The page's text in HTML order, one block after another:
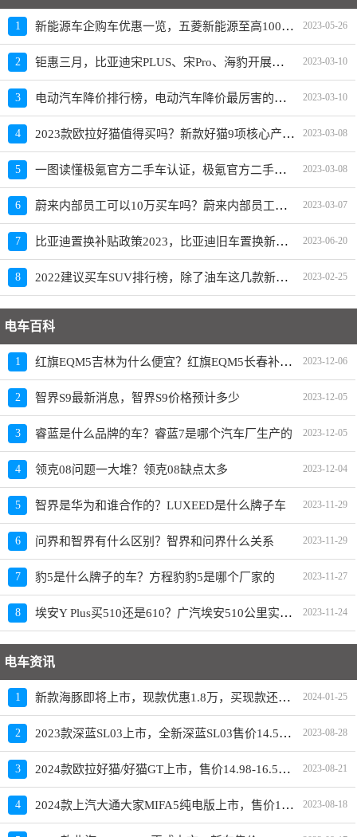
1 新能源车企购车优惠一览，五菱新能源至高10000元限时补贴 2023-05-26
2 钜惠三月，比亚迪宋PLUS、宋Pro、海豹开展限时优惠活动 2023-03-10
3 电动汽车降价排行榜，电动汽车降价最厉害的品牌是？ 2023-03-10
4 2023款欧拉好猫值得买吗？新款好猫9项核心产品力重磅升级 2023-03-08
5 一图读懂极氪官方二手车认证，极氪官方二手车入口上线 2023-03-08
6 蔚来内部员工可以10万买车吗？蔚来内部员工爆料 2023-03-07
7 比亚迪置换补贴政策2023，比亚迪旧车置换新车价格表 2023-06-20
8 2022建议买车SUV排行榜，除了油车这几款新能源SUV也建议买 2023-02-25
电车百科
1 红旗EQM5吉林为什么便宜？红旗EQM5长春补贴政策 2023-12-06
2 智界S9最新消息，智界S9价格预计多少 2023-12-05
3 睿蓝是什么品牌的车？睿蓝7是哪个汽车厂生产的 2023-12-05
4 领克08问题一大堆？领克08缺点太多 2023-12-04
5 智界是华为和谁合作的？LUXEED是什么牌子车 2023-11-29
6 问界和智界有什么区别？智界和问界什么关系 2023-11-29
7 豹5是什么牌子的车？方程豹豹5是哪个厂家的 2023-11-27
8 埃安Y Plus买510还是610？广汽埃安510公里实际跑多远 2023-11-24
电车资讯
1 新款海豚即将上市，现款优惠1.8万，买现款还是再等等 2024-01-25
2 2023款深蓝SL03上市，全新深蓝SL03售价14.59-19.19万元 2023-08-28
3 2024款欧拉好猫/好猫GT上市，售价14.98-16.58万元 2023-08-21
4 2024款上汽大通大家MIFA5纯电版上市，售价19.98-23.28万元 2023-08-18